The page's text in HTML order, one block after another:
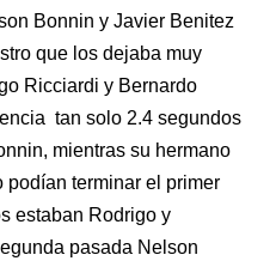
Bonnin y Javier Benitez
que los dejaba muy
Ricciardi y Bernardo
tan solo 2.4 segundos
mientras su hermano
podían terminar el primer
estaban Rodrigo y
pasada Nelson